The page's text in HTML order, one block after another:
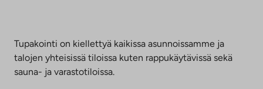
Tupakointi on kiellettyä kaikissa asunnoissamme ja
talojen yhteisissä tiloissa kuten rappukäytävissä sekä
sauna- ja varastotiloissa.